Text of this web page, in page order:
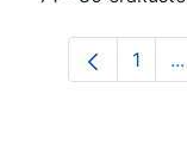
1 ...